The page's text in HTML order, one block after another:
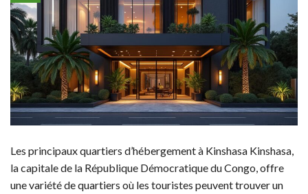
Les principaux quartiers d’hébergement à Kinshasa Kinshasa,
la capitale de la République Démocratique du Congo, offre
une variété de quartiers où les touristes peuvent trouver un